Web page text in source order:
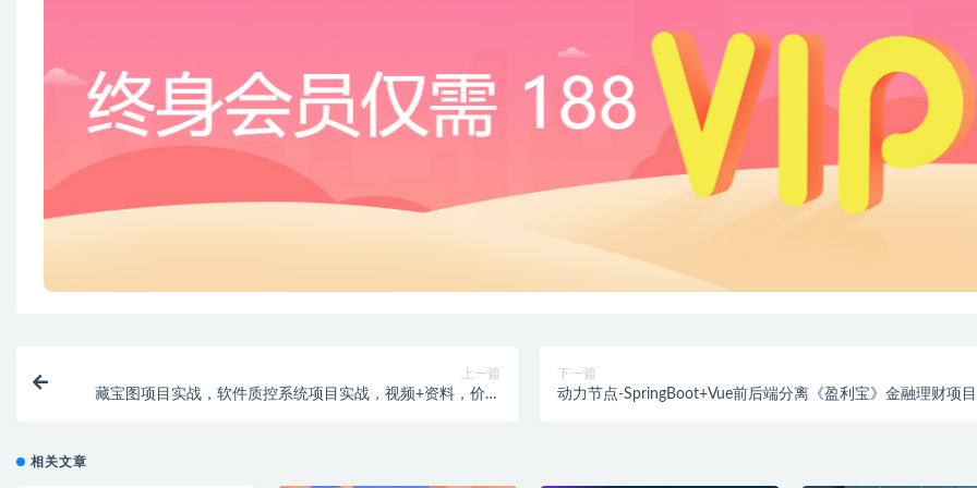
上一篇
藏宝图项目实战，软件质控系统项目实战，视频+资料，价值
下一篇
动力节点-SpringBoot+Vue前后端分离《盈利宝》金融理财项目
相关文章